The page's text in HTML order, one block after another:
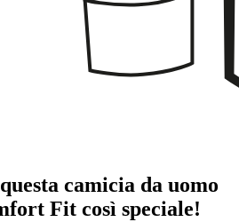
camicia da uomo
Fit così speciale!